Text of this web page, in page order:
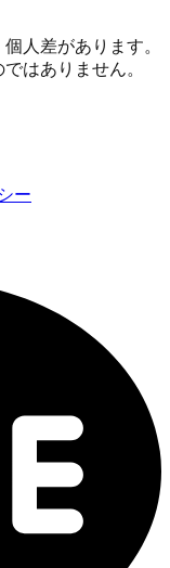
人差があります。
はありません。
ー